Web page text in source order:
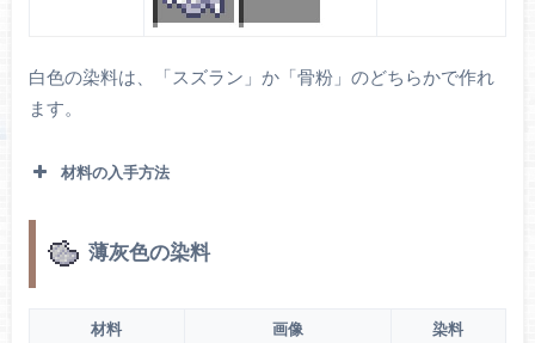
白色の染料は、「スズラン」か「骨粉」のどちらかで作れ
ます。
材料の入手方法
薄灰色の染料
材料 画像 染料